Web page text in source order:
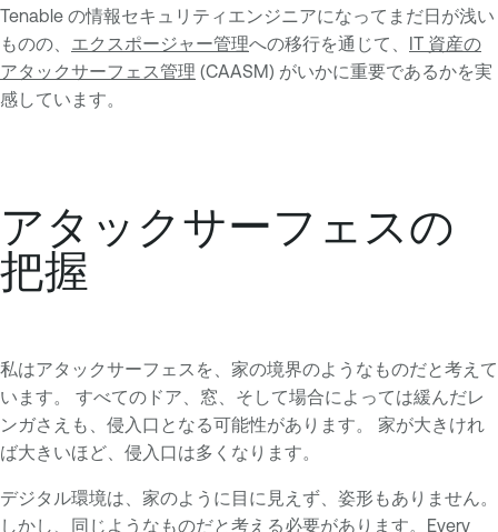
Tenable の情報セキュリティエンジニアになってまだ日が浅い
ものの、 エクスポージャー管理への移行を通じて、 IT 資産の
アタックサーフェス管理 (CAASM) がいかに重要であるかを実
感しています。
アタックサーフェスの
把握
私はアタックサーフェスを、家の境界のようなものだと考えて
います。 すべてのドア、窓、そして場合によっては緩んだレ
ンガさえも、侵入口となる可能性があります。 家が大きけれ
ば大きいほど、侵入口は多くなります。
デジタル環境は、家のように目に見えず、姿形もありません。
しかし、同じようなものだと考える必要があります。Every